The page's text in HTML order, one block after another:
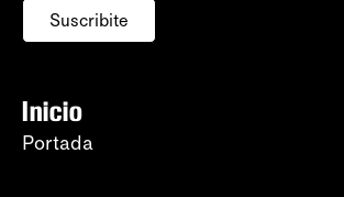
Suscribite
Inicio
Portada